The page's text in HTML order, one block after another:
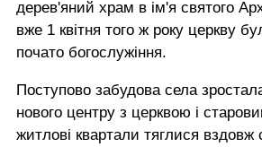
дерев'яний храм в ім'я святого
вже 1 квітня того ж року церкву
почато богослужіння.
Поступово забудова села
нового центру з церквою і
житлові квартали тяглися вздовж